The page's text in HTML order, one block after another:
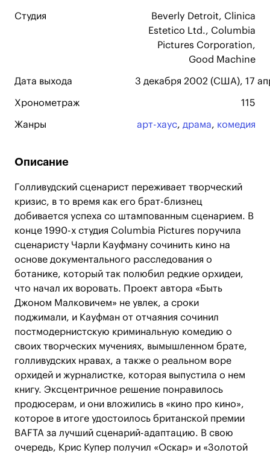
Студия
Beverly Detroit, Clinica
Estetico Ltd., Columbia
Pictures Corporation,
Good Machine
Дата выхода 3 декабря 2002 (США), 17
Хронометраж 115
Жанры арт-хаус, драма, комедия
Описание
Голливудский сценарист переживает творческий
кризис, в то время как его брат-близнец
добивается успеха со штампованным сценарием. В
конце 1990-х студия Columbia Pictures поручила
сценаристу Чарли Кауфману сочинить кино на
основе документального расследования о
ботанике, который так полюбил редкие орхидеи,
что начал их воровать. Проект автора «Быть
Джоном Малковичем» не увлек, а сроки
поджимали, и Кауфман от отчаяния сочинил
постмодернистскую криминальную комедию о
своих творческих мучениях, вымышленном брате,
голливудских нравах, а также о реальном воре
орхидей и журналистке, которая выпустила о нем
книгу. Эксцентричное решение понравилось
продюсерам, и они вложились в «кино про кино»,
которое в итоге удостоилось британской премии
BAFTA за лучший сценарий-адаптацию. В свою
очередь, Крис Купер получил «Оскар» и «Золотой